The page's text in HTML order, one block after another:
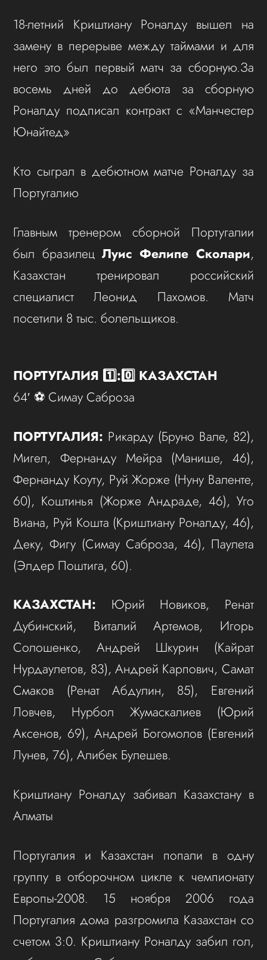
18-летний Криштиану Роналду вышел на
замену в перерыве между таймами и для
него это был первый матч за сборную.За
восемь дней до дебюта за сборную
Роналду подписал контракт с «Манчестер
Юнайтед»
Кто сыграл в дебютном матче Роналду за
Португалию
Главным тренером сборной Португалии
был бразилец Луис Фелипе Сколари,
Казахстан тренировал российский
специалист Леонид Пахомов. Матч
посетили 8 тыс. болельщиков.
ПОРТУГАЛИЯ 1️⃣:0️⃣ КАЗАХСТАН
64′ ⚽️ Симау Саброза
ПОРТУГАЛИЯ: Рикарду (Бруно Вале, 82),
Мигел, Фернанду Мейра (Манише, 46),
Фернанду Коуту, Руй Жорже (Нуну Валенте,
60), Коштинья (Жорже Андраде, 46), Уго
Виана, Руй Кошта (Криштиану Роналду, 46),
Деку, Фигу (Симау Саброза, 46), Паулета
(Элдер Поштига, 60).
КАЗАХСТАН: Юрий Новиков, Ренат
Дубинский, Виталий Артемов, Игорь
Солошенко, Андрей Шкурин (Кайрат
Нурдаулетов, 83), Андрей Карпович, Самат
Смаков (Ренат Абдулин, 85), Евгений
Ловчев, Нурбол Жумаскалиев (Юрий
Аксенов, 69), Андрей Богомолов (Евгений
Лунев, 76), Алибек Булешев.
Криштиану Роналду забивал Казахстану в
Алматы
Португалия и Казахстан попали в одну
группу в отборочном цикле к чемпионату
Европы-2008. 15 ноября 2006 года
Португалия дома разгромила Казахстан со
счетом 3:0. Криштиану Роналду забил гол,